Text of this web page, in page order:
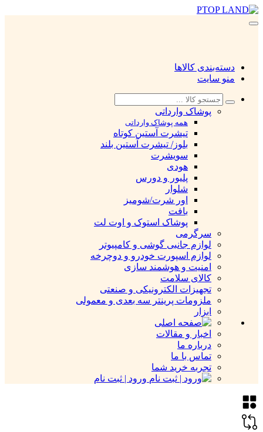
دسته‌بندی کالاها
منو سایت
پوشاک وارداتی
همه پوشاک وارداتی
تیشرت آستین کوتاه
بلوز/ تیشرت آستین بلند
سویشرت
هودی
پلیور و دورس
شلوار
اور شرت/شومیز
بافت
پوشاک استوک و اوت لت
سرگرمی
لوازم جانبی گوشی و کامپیوتر
لوازم اسپورت خودرو و دوچرخه
امنیت و هوشمند سازی
کالای سلامت
تجهیزات الکترونیکی و صنعتی
ملزومات پرینتر سه بعدی و معمولی
ابزار
اخبار و مقالات
درباره ما
تماس با ما
تجربه خرید شما
ورود | ثبت نام